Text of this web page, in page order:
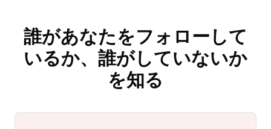
誰があなたをフォローして
いるか、誰がしていないか
を知る